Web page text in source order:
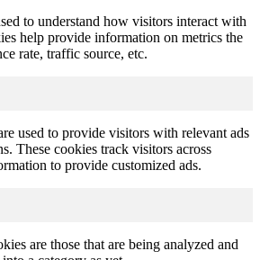
to understand how visitors interact with
help provide information on metrics the
rate, traffic source, etc.
used to provide visitors with relevant ads
These cookies track visitors across
to provide customized ads.
are those that are being analyzed and